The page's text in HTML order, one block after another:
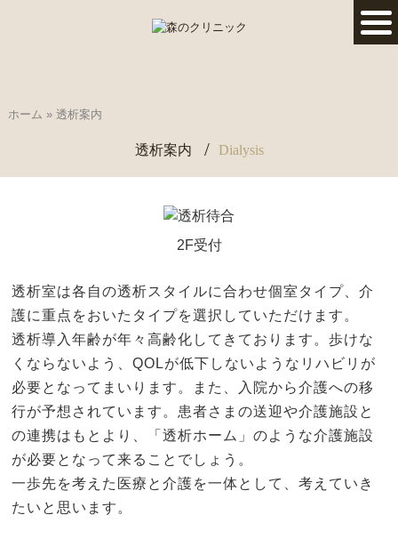
ホーム » 透析案内
透析案内 Dialysis
2F受付
透析室は各自の透析スタイルに合わせ個室タイプ、介
護に重点をおいたタイプを選択していただけます。
透析導入年齢が年々高齢化してきております。歩けな
くならないよう、QOLが低下しないようなリハビリが
必要となってまいります。また、入院から介護への移
行が予想されています。患者さまの送迎や介護施設と
の連携はもとより、「透析ホーム」のような介護施設
が必要となって来ることでしょう。
一歩先を考えた医療と介護を一体として、考えていき
たいと思います。